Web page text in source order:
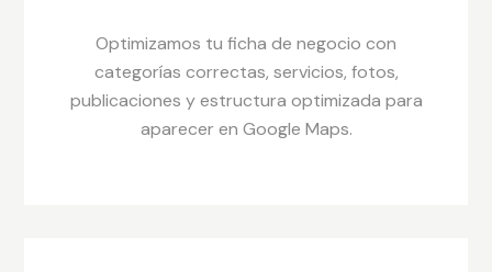
Optimizamos tu ficha de negocio con
categorías correctas, servicios, fotos,
publicaciones y estructura optimizada para
aparecer en Google Maps.